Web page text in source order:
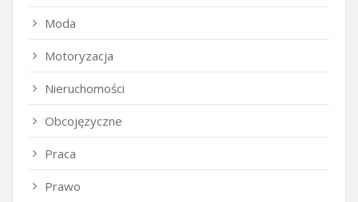
Moda
Motoryzacja
Nieruchomości
Obcojęzyczne
Praca
Prawo